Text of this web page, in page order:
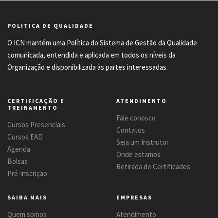
POLITICA DE QUALIDADE
O ICN mantém uma Política do Sistema de Gestão da Qualidade
comunicada, entendida e aplicada em todos os níveis da
Organização e disponibilizada às partes interessadas.
CERTIFICAÇÃO E
TREINAMENTO
Cursos Presenciais
Cursos EAD
Agenda
Bolsas
Pré-inscrição
ATENDIMENTO
Fale conosco
Contatos
Seja um Instrutor
Onde estamos
Retirada de Certificados
SAIBA MAIS
Quem somos
EMPRESAS
Atendimento